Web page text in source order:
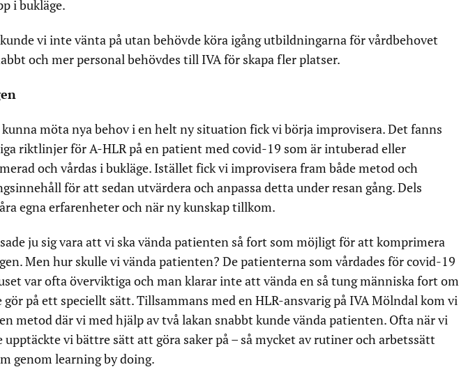
i bukläge.
vi inte vänta på utan behövde köra igång utbildningarna för vårdbehovet
och mer personal behövdes till IVA för skapa fler platser.
möta nya behov i en helt ny situation fick vi börja improvisera. Det fanns
riktlinjer för A-HLR på en patient med covid-19 som är intuberad eller
och vårdas i bukläge. Istället fick vi improvisera fram både metod och
för att sedan utvärdera och anpassa detta under resan gång. Dels
egna erfarenheter och när ny kunskap tillkom.
ju sig vara att vi ska vända patienten så fort som möjligt för att komprimera
Men hur skulle vi vända patienten? De patienterna som vårdades för covid-19
var ofta överviktiga och man klarar inte att vända en så tung människa fort om
på ett speciellt sätt. Tillsammans med en HLR-ansvarig på IVA Mölndal kom vi
metod där vi med hjälp av två lakan snabbt kunde vända patienten. Ofta när vi
upptäckte vi bättre sätt att göra saker på – så mycket av rutiner och arbetssätt
genom learning by doing.